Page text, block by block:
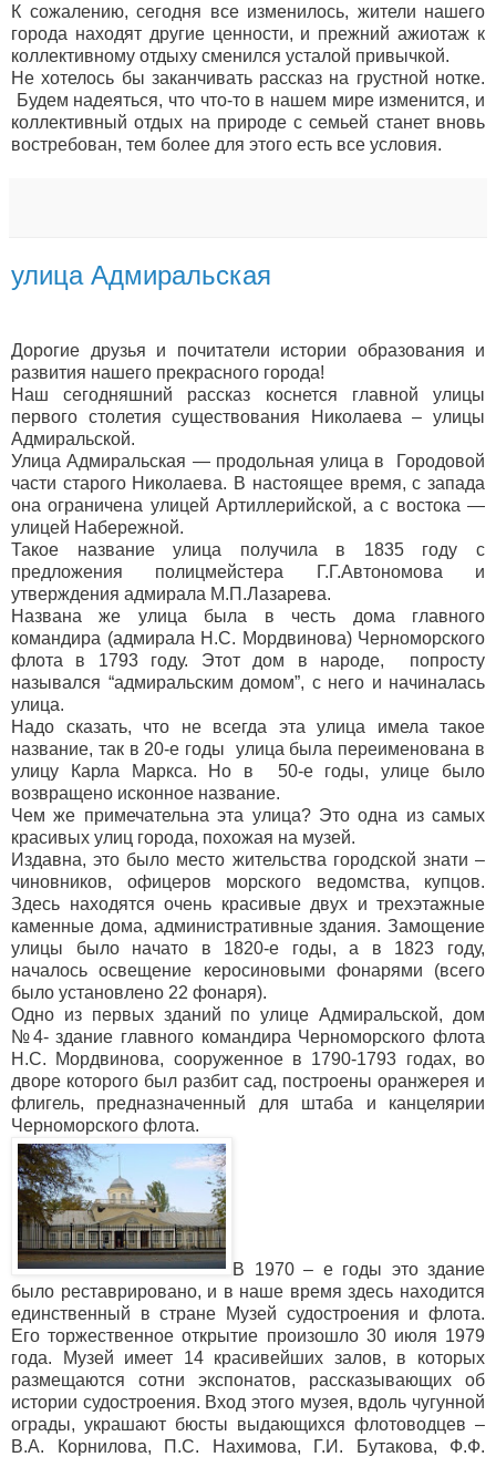
К сожалению, сегодня все изменилось, жители нашего
города находят другие ценности, и прежний ажиотаж к
коллективному отдыху сменился усталой привычкой.
Не хотелось бы заканчивать рассказ на грустной нотке.
Будем надеяться, что что-то в нашем мире изменится, и
коллективный отдых на природе с семьей станет вновь
востребован, тем более для этого есть все условия.
улица Адмиральская
Дорогие друзья и почитатели истории образования и
развития нашего прекрасного города!
Наш сегодняшний рассказ коснется главной улицы
первого столетия существования Николаева – улицы
Адмиральской.
Улица Адмиральская — продольная улица в Городовой
части старого Николаева. В настоящее время, с запада
она ограничена улицей Артиллерийской, а с востока —
улицей Набережной.
Такое название улица получила в 1835 году с
предложения полицмейстера Г.Г.Автономова и
утверждения адмирала М.П.Лазарева.
Названа же улица была в честь дома главного
командира (адмирала Н.С. Мордвинова) Черноморского
флота в 1793 году. Этот дом в народе, попросту
назывался “адмиральским домом”, с него и начиналась
улица.
Надо сказать, что не всегда эта улица имела такое
название, так в 20-е годы улица была переименована в
улицу Карла Маркса. Но в 50-е годы, улице было
возвращено исконное название.
Чем же примечательна эта улица? Это одна из самых
красивых улиц города, похожая на музей.
Издавна, это было место жительства городской знати –
чиновников, офицеров морского ведомства, купцов.
Здесь находятся очень красивые двух и трехэтажные
каменные дома, административные здания. Замощение
улицы было начато в 1820-е годы, а в 1823 году,
началось освещение керосиновыми фонарями (всего
было установлено 22 фонаря).
Одно из первых зданий по улице Адмиральской, дом
№4- здание главного командира Черноморского флота
Н.С. Мордвинова, сооруженное в 1790-1793 годах, во
дворе которого был разбит сад, построены оранжерея и
флигель, предназначенный для штаба и канцелярии
Черноморского флота.
В 1970 – е годы это здание
было реставрировано, и в наше время здесь находится
единственный в стране Музей судостроения и флота.
Его торжественное открытие произошло 30 июля 1979
года. Музей имеет 14 красивейших залов, в которых
размещаются сотни экспонатов, рассказывающих об
истории судостроения. Вход этого музея, вдоль чугунной
ограды, украшают бюсты выдающихся флотоводцев –
В.А. Корнилова, П.С. Нахимова, Г.И. Бутакова, Ф.Ф.